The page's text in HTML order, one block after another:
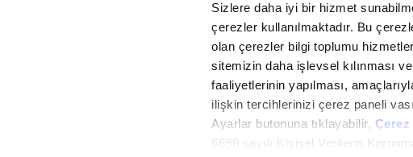
Sizlere daha iyi bir hizmet
çerezler kullanılmaktadır. Bu
olan çerezler bilgi toplumu
sitemizin daha işlevsel kılınması
faaliyetlerinin yapılması,
ilişkin tercihlerinizi çerez paneli
Ayarlar butonuna tıklayabilir,
6698 sayılı Kişisel Verilerin